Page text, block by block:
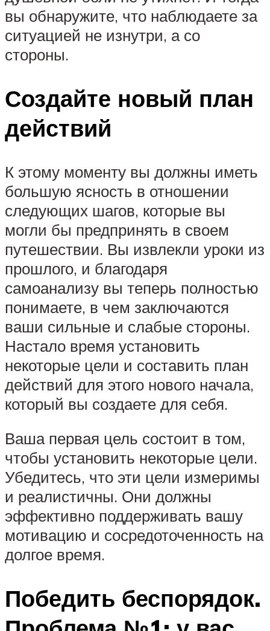
вы обнаружите, что наблюдаете за
ситуацией не изнутри, а со
стороны.
Создайте новый план
действий
К этому моменту вы должны иметь
большую ясность в отношении
следующих шагов, которые вы
могли бы предпринять в своем
путешествии. Вы извлекли уроки из
прошлого, и благодаря
самоанализу вы теперь полностью
понимаете, в чем заключаются
ваши сильные и слабые стороны.
Настало время установить
некоторые цели и составить план
действий для этого нового начала,
который вы создаете для себя.
Ваша первая цель состоит в том,
чтобы установить некоторые цели.
Убедитесь, что эти цели измеримы
и реалистичны. Они должны
эффективно поддерживать вашу
мотивацию и сосредоточенность на
долгое время.
Победить беспорядок.